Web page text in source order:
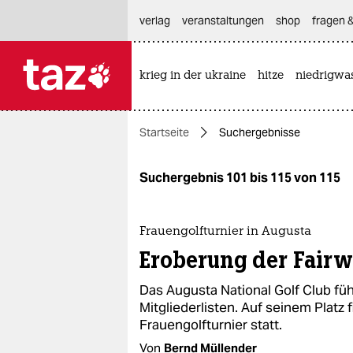
themen
politik
gesellschaft
kultur
sport
verlag
veranstaltungen shop fragen
krieg in der ukraine hitze
Startseite Suchergebnisse
Suchergebnis 101 bis 115 von 115
Frauengolfturnier in Augusta
Eroberung der
Das Augusta National Golf Club
Mitglieder­listen. Auf seinem Platz
Frauengolfturnier statt.
Von Bernd Müllender